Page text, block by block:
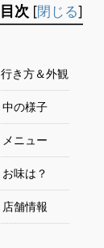
目次 [閉じる]
行き方＆外観
中の様子
メニュー
お味は？
店舗情報